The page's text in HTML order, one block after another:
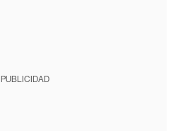
PUBLICIDAD